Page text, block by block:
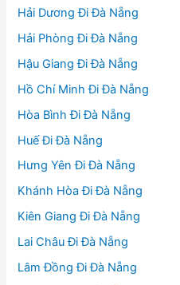
Hải Dương Đi Đà Nẵng
Hải Phòng Đi Đà Nẵng
Hậu Giang Đi Đà Nẵng
Hồ Chí Minh Đi Đà Nẵng
Hòa Bình Đi Đà Nẵng
Huế Đi Đà Nẵng
Hưng Yên Đi Đà Nẵng
Khánh Hòa Đi Đà Nẵng
Kiên Giang Đi Đà Nẵng
Lai Châu Đi Đà Nẵng
Lâm Đồng Đi Đà Nẵng